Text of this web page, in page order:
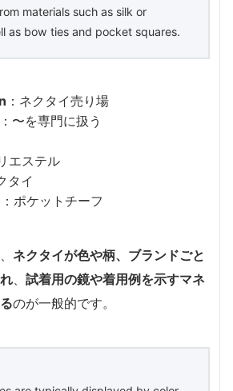
materials such as silk or
as bow ties and pocket squares.
：ネクタイ売り場
：〜を専門に扱う
エステル
タイ
：ポケットチーフ
ネクタイが色や柄、ブランドごと
試着用の鏡や着用例を示すマネ
のが一般的です。